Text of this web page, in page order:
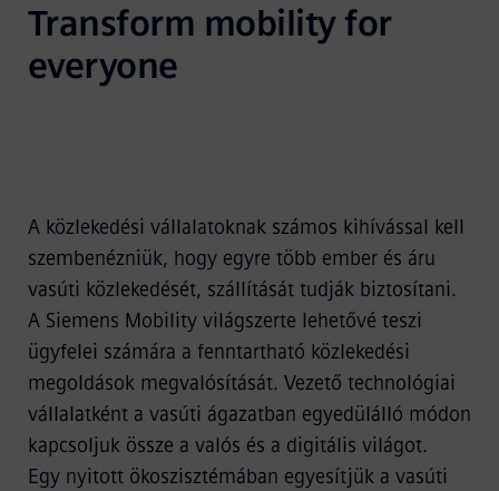
Transform mobility for
everyone
A közlekedési vállalatoknak számos kihívással kell
szembenézniük, hogy egyre több ember és áru
vasúti közlekedését, szállítását tudják biztosítani.
A Siemens Mobility világszerte lehetővé teszi
ügyfelei számára a fenntartható közlekedési
megoldások megvalósítását. Vezető technológiai
vállalatként a vasúti ágazatban egyedülálló módon
kapcsoljuk össze a valós és a digitális világot.
Egy nyitott ökoszisztémában egyesítjük a vasúti